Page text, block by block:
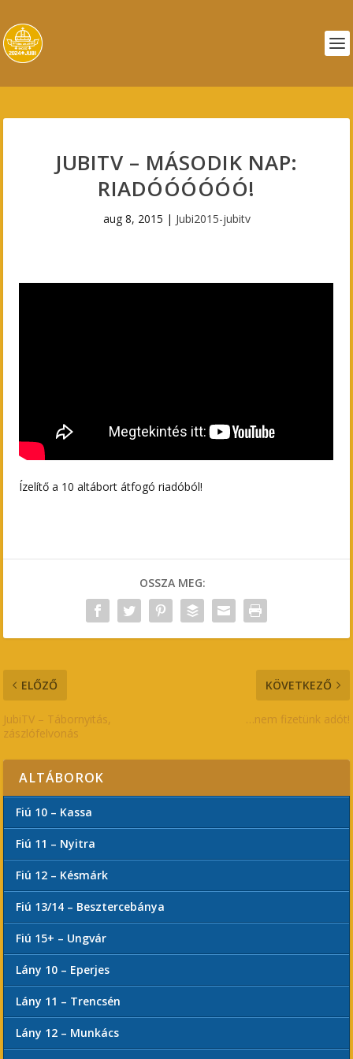
JUBITV – MÁSODIK NAP:
RIADÓÓÓÓÓÓ!
aug 8, 2015 | Jubi2015-jubitv
Ízelítő a 10 altábort átfogó riadóból!
OSSZA MEG:
ELŐZŐ
JubiTV – Tábornyitás,
zászlófelvonás
KÖVETKEZŐ
…nem fizetünk adót!
ALTÁBOROK
Fiú 10 – Kassa
Fiú 11 – Nyitra
Fiú 12 – Késmárk
Fiú 13/14 – Besztercebánya
Fiú 15+ – Ungvár
Lány 10 – Eperjes
Lány 11 – Trencsén
Lány 12 – Munkács